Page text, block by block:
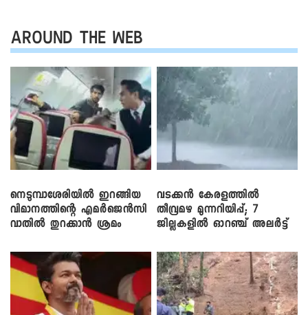
AROUND THE WEB
നെടുമ്പാശേരിയിൽ ഇറങ്ങിയ
വിമാനത്തിന്റെ എമർജെൻസി
വാതിൽ തുറക്കാൻ ശ്രമം
വടക്കൻ കേരളത്തിൽ
തീവ്രമഴ മുന്നറിയിപ്പ്; 7
ജില്ലകളിൽ ഓറഞ്ച് അലർട്ട്